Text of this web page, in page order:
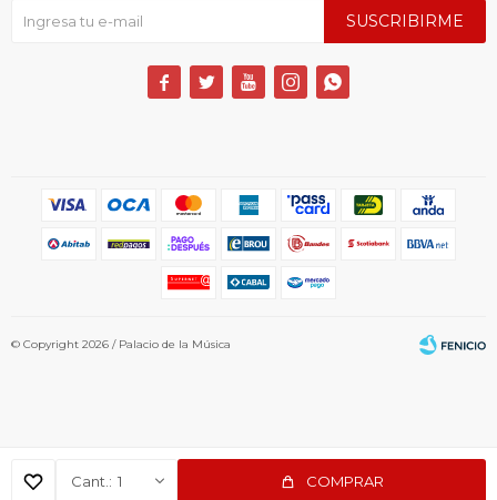
1 COMPRAR
SUSCRIBIRME
    
© Copyright 2026 / Palacio de la Música